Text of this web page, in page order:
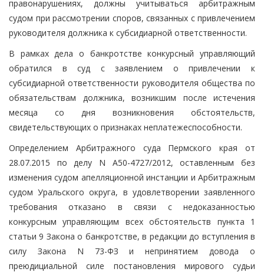
правонарушениях, должны учитываться арбитражным
судом при рассмотрении споров, связанных с привлечением
руководителя должника к субсидиарной ответственности.
В рамках дела о банкротстве конкурсный управляющий
обратился в суд с заявлением о привлечении к
субсидиарной ответственности руководителя общества по
обязательствам должника, возникшим после истечения
месяца со дня возникновения обстоятельств,
свидетельствующих о признаках неплатежеспособности.
Определением Арбитражного суда Пермского края от
28.07.2015 по делу N А50-4727/2012, оставленным без
изменения судом апелляционной инстанции и Арбитражным
судом Уральского округа, в удовлетворении заявленного
требования отказано в связи с недоказанностью
конкурсным управляющим всех обстоятельств пункта 1
статьи 9 Закона о банкротстве, в редакции до вступления в
силу Закона N 73-ФЗ и непринятием довода о
преюдициальной силе постановления мирового судьи